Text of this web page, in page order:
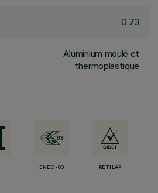
0.73
Aluminium moulé et
thermoplastique
ENEC-03 RETILAP